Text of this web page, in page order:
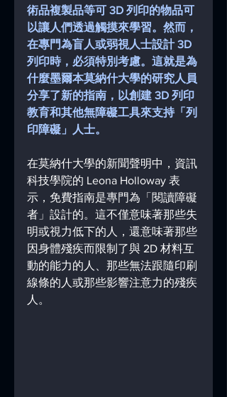
術品複製品等可 3D 列印的物品可
以讓人們透過觸摸來學習。然而，
在專門為盲人或弱視人士設計 3D
列印時，必須特別考慮。這就是為
什麼墨爾本莫納什大學的研究人員
分享了新的指南，以創建 3D 列印
教育和其他無障礙工具來支持「列
印障礙」人士。
在莫納什大學的新聞聲明中，資訊
科技學院的 Leona Holloway 表
示，免費指南是專門為「閱讀障礙
者」設計的。這不僅意味著那些失
明或視力低下的人，還意味著那些
因身體殘疾而限制了與 2D 材料互
動的能力的人、那些無法跟隨印刷
線條的人或那些影響注意力的殘疾
人。